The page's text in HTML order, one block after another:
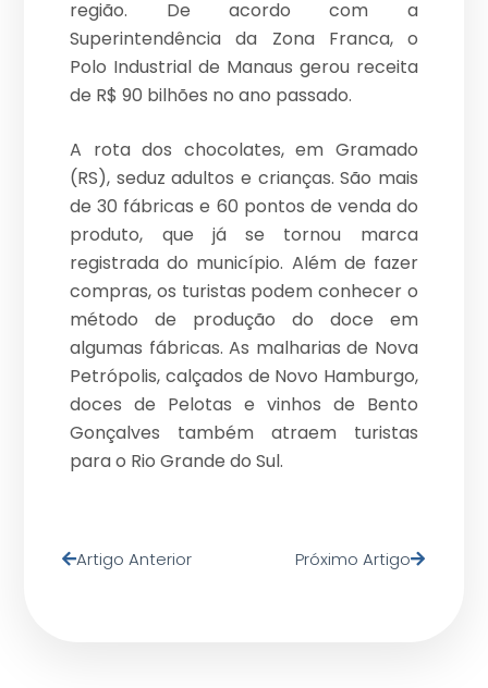
região. De acordo com a
Superintendência da Zona Franca, o
Polo Industrial de Manaus gerou receita
de R$ 90 bilhões no ano passado.
A rota dos chocolates, em Gramado
(RS), seduz adultos e crianças. São mais
de 30 fábricas e 60 pontos de venda do
produto, que já se tornou marca
registrada do município. Além de fazer
compras, os turistas podem conhecer o
método de produção do doce em
algumas fábricas. As malharias de Nova
Petrópolis, calçados de Novo Hamburgo,
doces de Pelotas e vinhos de Bento
Gonçalves também atraem turistas
para o Rio Grande do Sul.
Artigo Anterior Próximo Artigo